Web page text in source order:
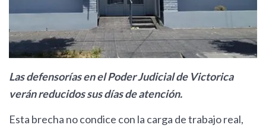
Las defensorías en el Poder Judicial de Victorica
verán reducidos sus días de atención.
Esta brecha no condice con la carga de trabajo real,